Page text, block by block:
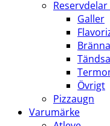
Galler
Övrigt
Pizzaugn
Varumärke